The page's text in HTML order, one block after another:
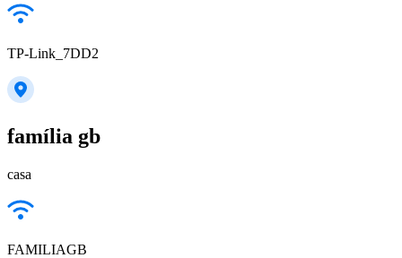
TP-Link_7DD2
família gb
casa
FAMILIAGB